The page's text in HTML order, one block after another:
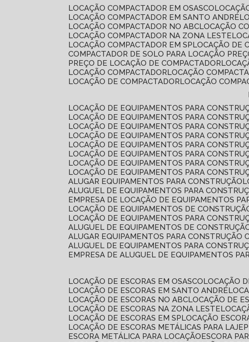
LOCAÇÃO COMPACTADOR EM OSASCO
LOCAÇÃO COMPACTADOR EM SANTO ANDRÉ
LOCAÇÃO COMPACTADOR NO ABC LOCAÇÃO
LOCAÇÃO COMPACTADOR NA ZONA LESTE
LOCAÇÃO COMPACTADOR EM SP LOCAÇÃO DE
COMPACTADOR DE SOLO PARA LOCAÇÃO
PREÇO DE LOCAÇÃO DE COMPACTADOR
LOCAÇÃO COMPACTADOR LOCAÇÃO
LOCAÇÃO DE COMPACTADOR LOCAÇÃO
LOCAÇÃO DE EQUIPAMENTOS PARA
LOCAÇÃO DE EQUIPAMENTOS PARA
LOCAÇÃO DE EQUIPAMENTOS PARA
LOCAÇÃO DE EQUIPAMENTOS PARA
LOCAÇÃO DE EQUIPAMENTOS PARA
LOCAÇÃO DE EQUIPAMENTOS PARA
LOCAÇÃO DE EQUIPAMENTOS PARA
LOCAÇÃO DE EQUIPAMENTOS PARA
ALUGAR EQUIPAMENTOS PARA CONSTRUÇÃO
ALUGUEL DE EQUIPAMENTOS PARA
EMPRESA DE LOCAÇÃO DE EQUIPAMENTOS
LOCAÇÃO DE EQUIPAMENTOS DE
LOCAÇÃO DE EQUIPAMENTOS PARA
ALUGUEL DE EQUIPAMENTOS DE
ALUGAR EQUIPAMENTOS PARA CONSTRUÇÃO
ALUGUEL DE EQUIPAMENTOS PARA
EMPRESA DE ALUGUEL DE EQUIPAMENTOS
LOCAÇÃO DE ESCORAS EM OSASCO LOCAÇÃO
LOCAÇÃO DE ESCORAS EM SANTO ANDRÉ
LOCAÇÃO DE ESCORAS NO ABC LOCAÇÃO DE
LOCAÇÃO DE ESCORAS NA ZONA LESTE
LOCAÇÃO DE ESCORAS EM SP LOCAÇÃO
LOCAÇÃO DE ESCORAS METÁLICAS PARA LAJE
ESCORA METÁLICA PARA LOCAÇÃO
ESCORA